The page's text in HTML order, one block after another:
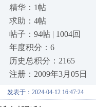
精华：1帖
求助：4帖
帖子：94帖 | 1004回
年度积分：6
历史总积分：2165
注册：2009年3月05日
发表于：2024-04-12 16:47:24